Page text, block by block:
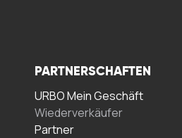
PARTNERSCHAFTEN
URBO Mein Geschäft
Wiederverkäufer
Partner